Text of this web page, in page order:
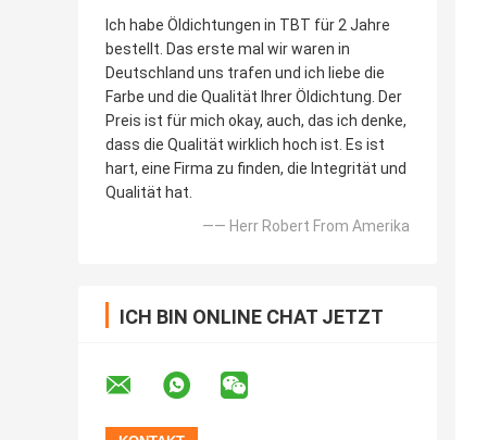
Ich habe Öldichtungen in TBT für 2 Jahre
bestellt. Das erste mal wir waren in
Deutschland uns trafen und ich liebe die
Farbe und die Qualität Ihrer Öldichtung. Der
Preis ist für mich okay, auch, das ich denke,
dass die Qualität wirklich hoch ist. Es ist
hart, eine Firma zu finden, die Integrität und
Qualität hat.
—— Herr Robert From Amerika
ICH BIN ONLINE CHAT JETZT